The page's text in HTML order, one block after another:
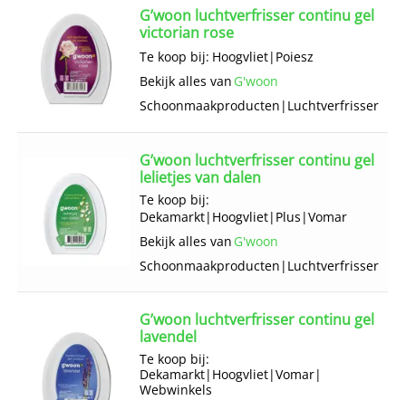
G’woon luchtverfrisser continu gel
victorian rose
Te koop bij: Hoogvliet| Poiesz
Bekijk alles van G'woon
Schoonmaak­producten | Luchtverfrisser
G’woon luchtverfrisser continu gel
lelietjes van dalen
Te koop bij:
Dekamarkt| Hoogvliet| Plus |Vomar
Bekijk alles van G'woon
Schoonmaak­producten | Luchtverfrisser
G’woon luchtverfrisser continu gel
lavendel
Te koop bij:
Dekamarkt| Hoogvliet|Vomar|
Webwinkels